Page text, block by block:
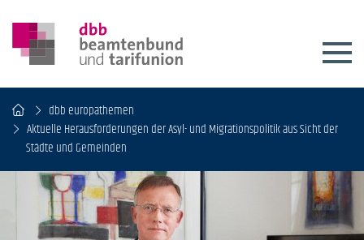
dbb europathemen
Aktuelle Herausforderungen der Asyl- und Migrationspolitik aus Sicht der
Städte und Gemeinden